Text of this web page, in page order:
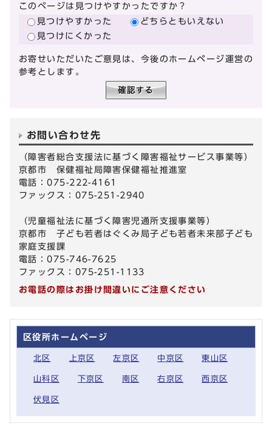
このページは見つけやすかったですか？
見つけやすかった
どちらともいえない
見つけにくかった
お寄せいただいたご意見は、今後のホームページ運営の
参考とします。
お問い合わせ先
（障害者総合支援法に基づく障害福祉サービス事業等）
京都市 保健福祉局障害保健福祉推進室
電話：075-222-4161
ファックス：075-251-2940
（児童福祉法に基づく障害児通所支援事業等）
京都市 子ども若者はぐくみ局子ども若者未来部子ども
家庭支援課
電話：075-746-7625
ファックス：075-251-1133
お電話の際はお掛け間違いにご注意ください
区役所ホームページ
北区 上京区 左京区 中京区 東山区
山科区 下京区 南区 右京区 西京区
伏見区